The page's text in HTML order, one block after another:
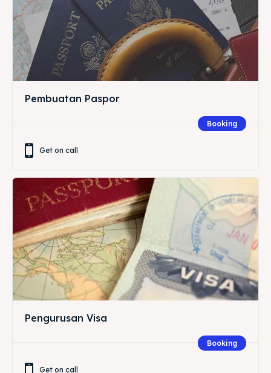
Pembuatan Paspor
Booking
Get on call
Pengurusan Visa
Booking
Get on call